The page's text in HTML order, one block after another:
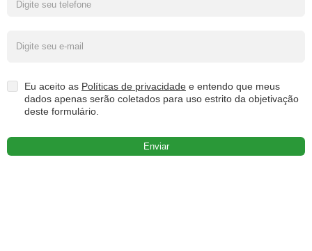
Eu aceito as Políticas de privacidade e entendo que meus
dados apenas serão coletados para uso estrito da objetivação
deste formulário.